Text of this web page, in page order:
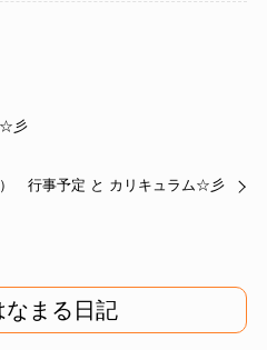
☆彡
） 行事予定 と カリキュラム☆彡
なまる日記